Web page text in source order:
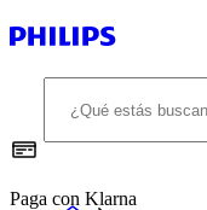
Paga con Klarna